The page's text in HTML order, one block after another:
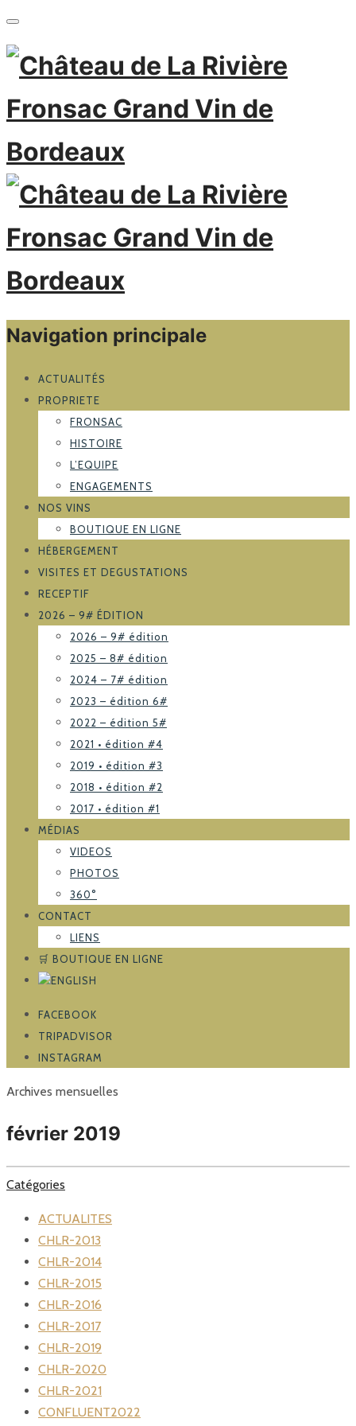
Navigation principale
ACTUALITÉS
PROPRIETE
FRONSAC
HISTOIRE
L’EQUIPE
ENGAGEMENTS
NOS VINS
BOUTIQUE EN LIGNE
HÉBERGEMENT
VISITES ET DEGUSTATIONS
RECEPTIF
2026 – 9# ÉDITION
2026 – 9# édition
2025 – 8# édition
2024 – 7# édition
2023 – édition 6#
2022 – édition 5#
2021 • édition #4
2019 • édition #3
2018 • édition #2
2017 • édition #1
MÉDIAS
VIDEOS
PHOTOS
360°
CONTACT
LIENS
🛒 BOUTIQUE EN LIGNE
FACEBOOK
TRIPADVISOR
INSTAGRAM
Archives mensuelles
février 2019
Catégories
ACTUALITES
CHLR-2013
CHLR-2014
CHLR-2015
CHLR-2016
CHLR-2017
CHLR-2019
CHLR-2020
CHLR-2021
CONFLUENT2022